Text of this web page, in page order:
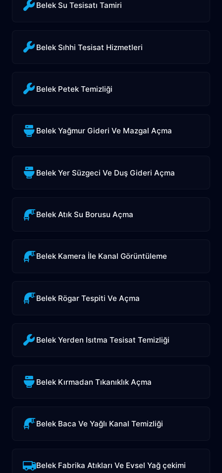
Belek Su Tesisatı Tamiri
Belek Sıhhi Tesisat Hizmetleri
Belek Petek Temizliği
Belek Yağmur Gideri Ve Mazgal Açma
Belek Yer Süzgeci Ve Duş Gideri Açma
Belek Atık Su Borusu Açma
Belek Kamera İle Kanal Görüntüleme
Belek Rögar Tespiti Ve Açma
Belek Yerden Isıtma Tesisat Temizliği
Belek Kırmadan Tıkanıklık Açma
Belek Baca Ve Yağlı Kanal Temizliği
Belek Fabrika Atıkları Ve Evsel Yağ çekimi